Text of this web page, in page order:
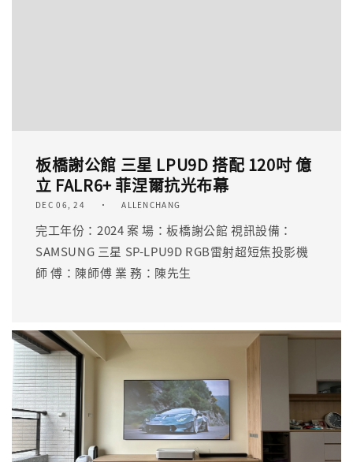
板橋謝公館 三星 LPU9D 搭配 120吋 億
立 FALR6+ 菲涅爾抗光布幕
DEC 06, 24 ALLENCHANG
完工年份：2024 案 場：板橋謝公館 視訊設備：
SAMSUNG 三星 SP-LPU9D RGB雷射超短焦投影機
師 傅：陳師傅 業 務：陳先生